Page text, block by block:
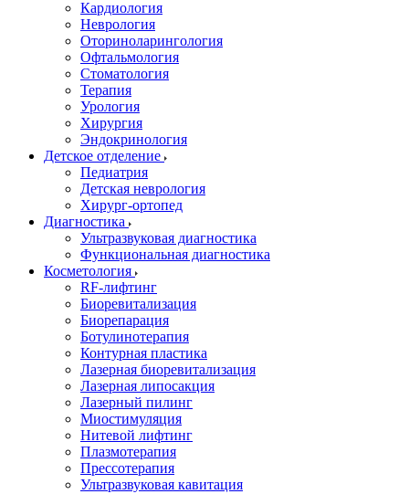
Кардиология
Неврология
Оториноларингология
Офтальмология
Стоматология
Терапия
Урология
Хирургия
Эндокринология
Детское отделение
Педиатрия
Детская неврология
Хирург-ортопед
Диагностика
Ультразвуковая диагностика
Функциональная диагностика
Косметология
RF-лифтинг
Биоревитализация
Биорепарация
Ботулинотерапия
Контурная пластика
Лазерная биоревитализация
Лазерная липосакция
Лазерный пилинг
Миостимуляция
Нитевой лифтинг
Плазмотерапия
Прессотерапия
Ультразвуковая кавитация